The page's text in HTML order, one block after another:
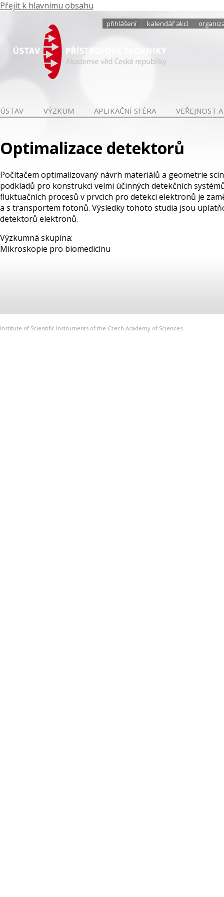
Přejít k hlavnímu obsahu
přihlášení kalendář akcí
ÚSTAV VÝZKUM APLIKAČNÍ SFÉRA VEŘEJNOST
Optimalizace detektorů
Počítačem optimalizovaný návrh materiálů a geometrie
podkladů pro konstrukci velmi účinných detekčních
fluktuačních procesů v prvcích pro detekci elektronů je
a s transportem fotonů. Výsledky tohoto studia jsou
detektorů elektronů.
Výzkumná skupina:
Mikroskopie pro biomedicínu
Institute of Scientific Instruments of the Czech Academy of Sciences